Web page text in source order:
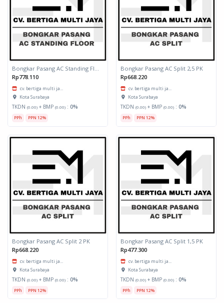
Bongkar Pasang AC Standing Floor 5 PK
Rp778.110
cv. bertiga multi ja...
Kota Surabaya
TKDN (0.00) + BMP (0.00) : 0%
PPh PPN 12%
Bongkar Pasang AC Split 2,5 PK
Rp668.220
cv. bertiga multi ja...
Kota Surabaya
TKDN (0.00) + BMP (0.00) : 0%
PPh PPN 12%
Bongkar Pasang AC Split 2 PK
Rp668.220
cv. bertiga multi ja...
Kota Surabaya
TKDN (0.00) + BMP (0.00) : 0%
PPh PPN 12%
Bongkar Pasang AC Split 1,5 PK
Rp477.300
cv. bertiga multi ja...
Kota Surabaya
TKDN (0.00) + BMP (0.00) : 0%
PPh PPN 12%